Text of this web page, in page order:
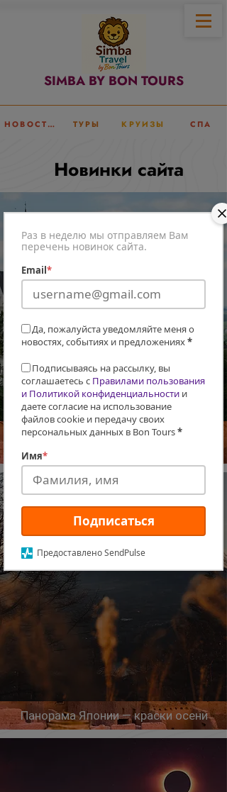
Раз в неделю мы отправляем Вам
перечень новинок сайта.
Email*
Да, пожалуйста уведомляйте меня о
новостях, событиях и предложениях*
Подписываясь на рассылку, вы
соглашаетесь с Правилами пользования
и Политикой конфиденциальности и
даете согласие на использование
файлов cookie и передачу своих
персональных данных в Bon Tours*
Имя*
Подписаться
Предоставлено SendPulse
SIMBA BY BON TOURS
НОВОСТИ ТУРЫ КРУИЗЫ СПА
Новинки сайта
Бавария и Австрия — Ханука и канун
Панорама Японии — краски осени